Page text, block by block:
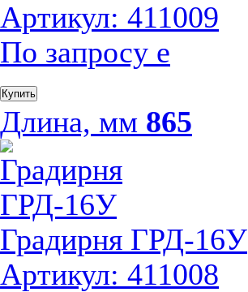
Артикул: 411009
По запросу е
Купить
Длина, мм 865
Градирня ГРД-16У
Артикул: 411008